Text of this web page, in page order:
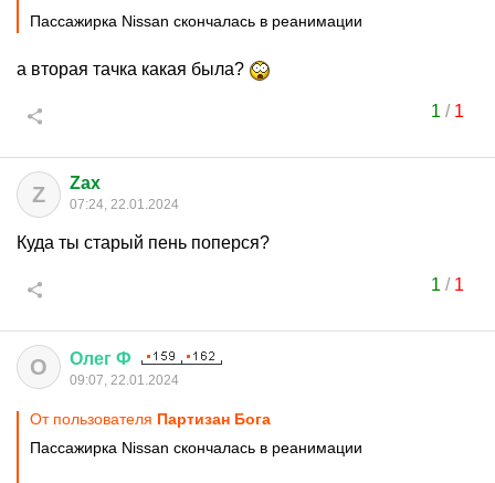
Пассажирка Nissan скончалась в реанимации
а вторая тачка какая была?
1 / 1
Z Zax
07:24, 22.01.2024
Куда ты старый пень поперся?
1 / 1
О Олег Ф
09:07, 22.01.2024
От пользователя Партизан Бога
Пассажирка Nissan скончалась в реанимации